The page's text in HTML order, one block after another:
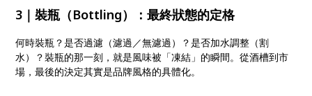
3｜裝瓶（Bottling）：最終狀態的定格
何時裝瓶？是否過濾（濾過／無濾過）？是否加水調整（割
水）？裝瓶的那一刻，就是風味被「凍結」的瞬間。從酒槽到市
場，最後的決定其實是品牌風格的具體化。